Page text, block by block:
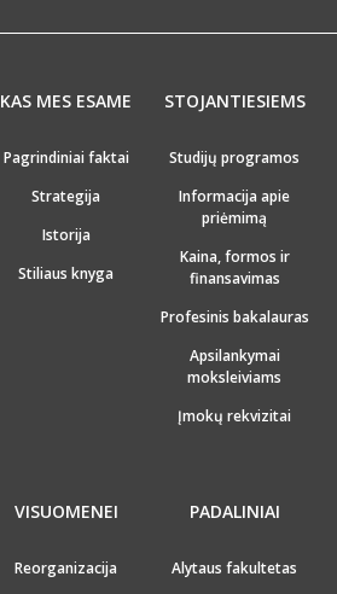
KAS MES ESAME
Pagrindiniai faktai
Strategija
Istorija
Stiliaus knyga
STOJANTIESIEMS
Studijų programos
Informacija apie
priėmimą
Kaina, formos ir
finansavimas
Profesinis bakalauras
Apsilankymai
moksleiviams
Įmokų rekvizitai
VISUOMENEI
Reorganizacija
PADALINIAI
Alytaus fakultetas